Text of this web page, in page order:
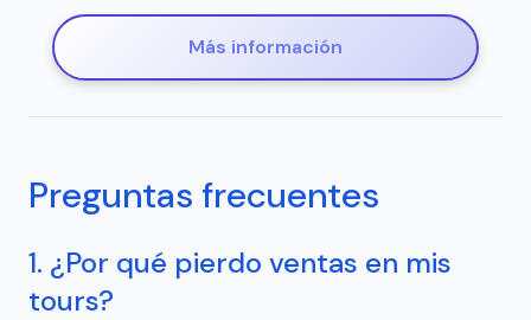
Más información
Preguntas frecuentes
1. ¿Por qué pierdo ventas en mis
tours?